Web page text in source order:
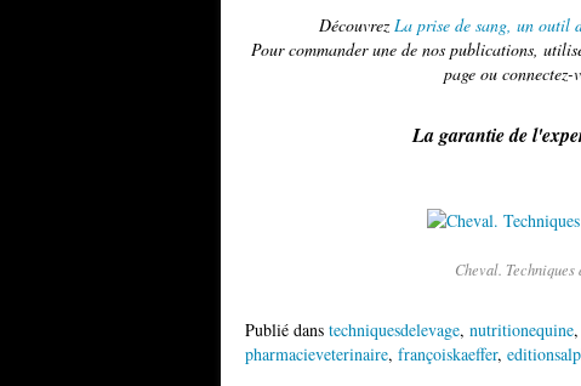
DécouvrezLa prise de sang, un outil
Pour commander une de nos publications,
page ou connectez-
La garantie de
Cheval.
Publié dans techniquesdelevage, nutritionequine,
pharmacieveterinaire, françoiskaeffer,